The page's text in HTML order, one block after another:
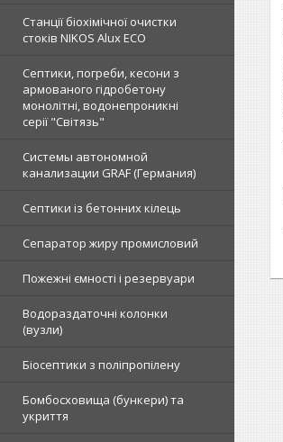
Станції біохімічної очистки
стоків NIKOS Alux ECO
Септики, погреби, кесони з
армованого гідробетону
монолітні, водонепроникні
серії "Світязь"
Системы автономной
канализации GRAF (Германия)
Септики із бетонних кілець
Сепаратор жиру промисловий
Пожежні ємності і резервуари
Водораздаточні колонки
(вузли)
Біосептики з поліпропілену
Бомбосховища (бункери) та
укриття